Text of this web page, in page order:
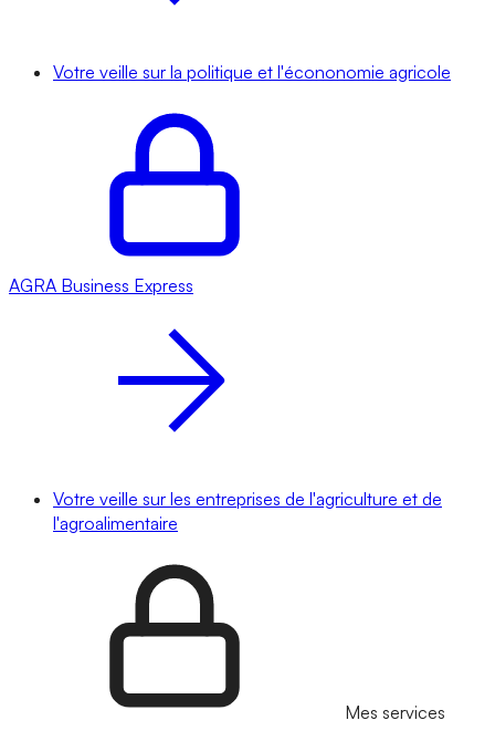
Votre veille sur la politique et l'écononomie agricole
AGRA Business Express
Votre veille sur les entreprises de l'agriculture et de
l'agroalimentaire
Mes services